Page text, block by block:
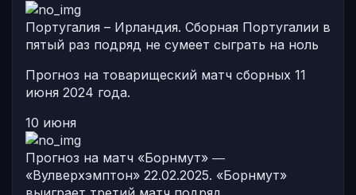
Португалия – Ирландия. Сборная Португалии в
пятый раз подряд не сумеет сыграть на ноль
Прогноз на товарищеский матч сборных 11
июня 2024 года.
10 июня
Прогноз на матч «Борнмут» ―
«Вулверхэмптон» 22.02.2025. «Борнмут»